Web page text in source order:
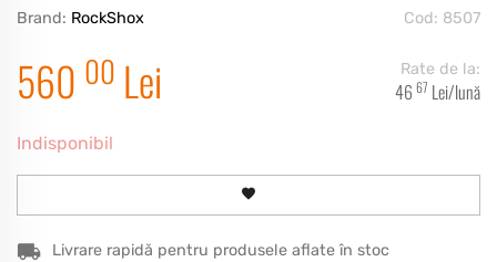
Brand: RockShox Cod: 8507
560 00 Lei Rate de la:
46 67 Lei/lună
Indisponibil
Livrare rapidă pentru produsele aflate în stoc